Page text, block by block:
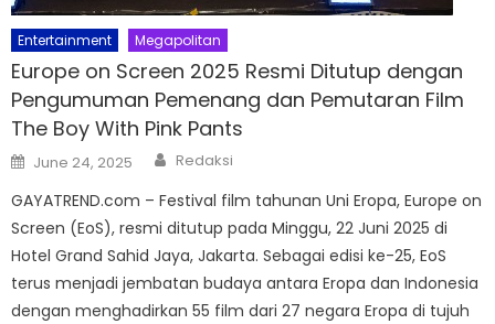
Entertainment Megapolitan
Europe on Screen 2025 Resmi Ditutup dengan
Pengumuman Pemenang dan Pemutaran Film
The Boy With Pink Pants
Posted
on
June 24, 2025 Author
Redaksi
GAYATREND.com – Festival film tahunan Uni Eropa, Europe on
Screen (EoS), resmi ditutup pada Minggu, 22 Juni 2025 di
Hotel Grand Sahid Jaya, Jakarta. Sebagai edisi ke-25, EoS
terus menjadi jembatan budaya antara Eropa dan Indonesia
dengan menghadirkan 55 film dari 27 negara Eropa di tujuh